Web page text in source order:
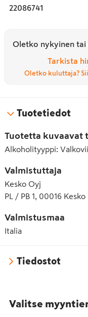
22086741
Oletko nykyinen tai
Tarkista
Oletko kuluttaja?
Tuotetiedot
Tuotetta kuvaavat
Alkoholityyppi:
Valmistuttaja
Kesko Oyj
PL / PB 1, 00016 Kesko
Valmistusmaa
Italia
Tiedostot
Valitse